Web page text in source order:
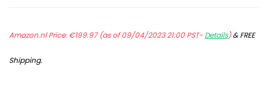
Amazon.nl Price:€199.97(as of 09/04/2023 21:00 PST- Details)&FREE
Shipping.